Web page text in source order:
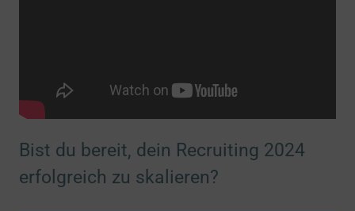
Bist du bereit, dein Recruiting 2024
erfolgreich zu skalieren?